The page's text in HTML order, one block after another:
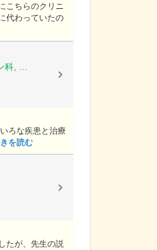
こちらのクリニ
代わっていたの
科, ...
ろな疾患と治療
を読む
たが、先生の説